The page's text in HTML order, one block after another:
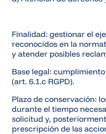
Finalidad: gestionar el
reconocidos en la
y atender posibles
Base legal:
(art. 6.1.c RGPD).
Plazo de conservación:
durante el tiempo
solicitud y,
prescripción de las